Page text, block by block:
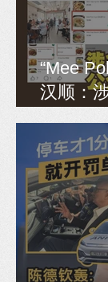
“Mee
汉顺：